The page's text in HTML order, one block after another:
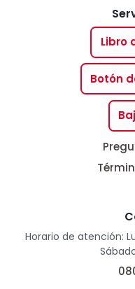
Libro
Botón
Horario de atención: